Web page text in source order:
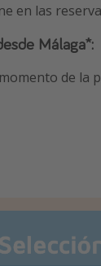
en las
Málaga*:
de la